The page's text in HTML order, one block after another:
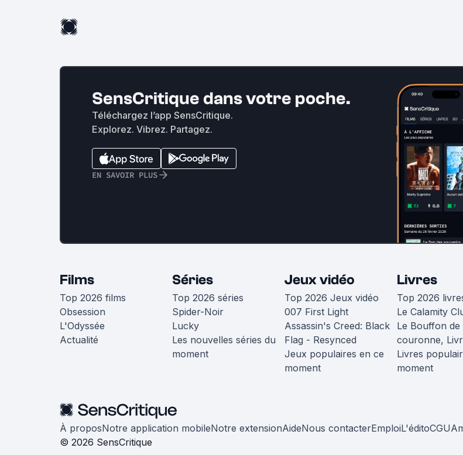
SensCritique dans votre poche.
Téléchargez l’app SensCritique.
Explorez. Vibrez. Partagez.
EN SAVOIR PLUS
Films
Top 2026 films
Obsession
L'Odyssée
Actualité
Séries
Top 2026 séries
Spider-Noir
Lucky
Les nouvelles séries du
moment
Jeux vidéo
Top 2026 Jeux vidéo
007 First Light
Assassin's Creed: Black
Flag - Resynced
Jeux populaires en ce
moment
Livres
Top 2026
Le Calamity
Le Bouffon de
couronne,
Livres
moment
À proposNotre application mobileNotre extensionAideNous contacterEmploiL'éditoCGU
© 2026 SensCritique